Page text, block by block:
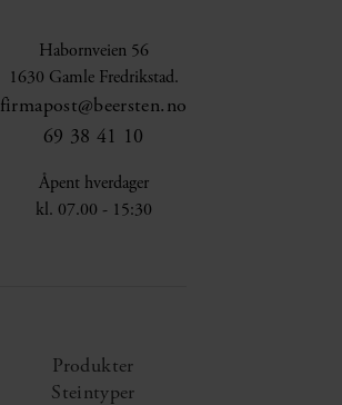
Habornveien 56
1630 Gamle Fredrikstad.
firmapost@beersten.no
69 38 41 10
Åpent hverdager
kl. 07.00 - 15:30
Produkter
Steintyper